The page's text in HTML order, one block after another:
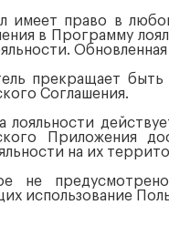
имеет право в
в Программу
прекращает
Соглашения.
лояльности
Приложения
на их
не
использование